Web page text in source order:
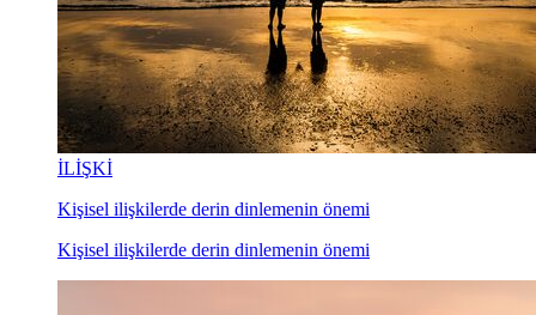
İLİŞKİ
Kişisel ilişkilerde derin dinlemenin önemi
Kişisel ilişkilerde derin dinlemenin önemi